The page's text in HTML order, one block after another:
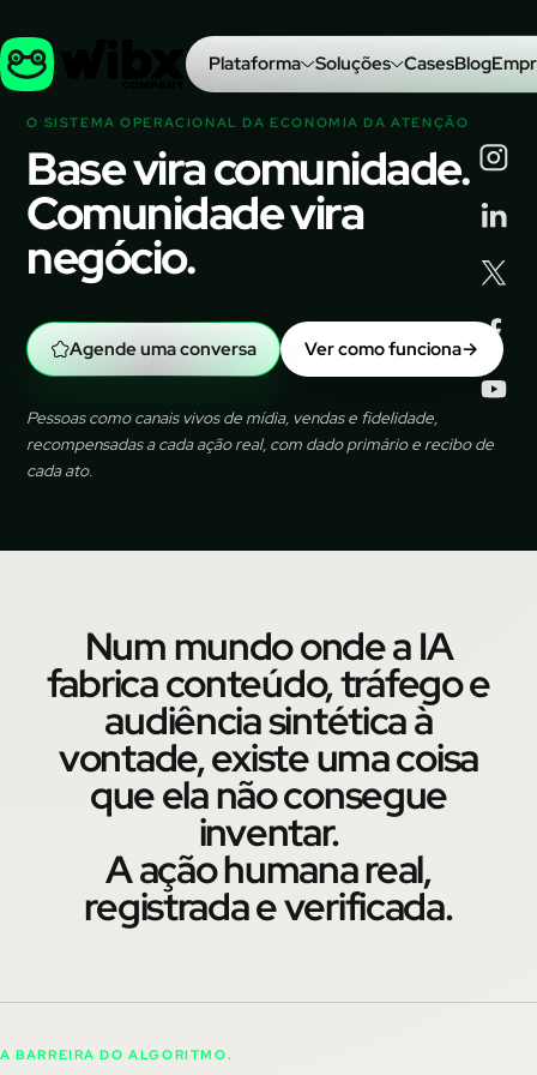
Plataforma Soluções CasesBlog
O SISTEMA OPERACIONAL DA ECONOMIA DA ATENÇÃO
Base vira comunidade.
Comunidade vira
negócio.
Agende uma conversa Ver como funciona→
Pessoas como canais vivos de mídia, vendas e fidelidade,
recompensadas a cada ação real, com dado primário e recibo de
cada ato.
Num mundo onde a IA
fabrica conteúdo, tráfego e
audiência sintética à
vontade, existe uma coisa
que ela não consegue
inventar.
A ação humana real,
registrada e verificada.
A BARREIRA DO ALGORITMO.